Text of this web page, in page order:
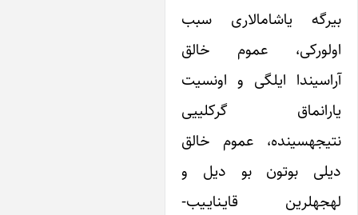
یاشامالاری سبب
عموم خالق
ایلگی و اونسیت
یارانماق گرکلی‎یی
نتیجه‎سینده، عموم خالق
بوتون بو دیل و
لهجه‎لرین قایـنایـیب-